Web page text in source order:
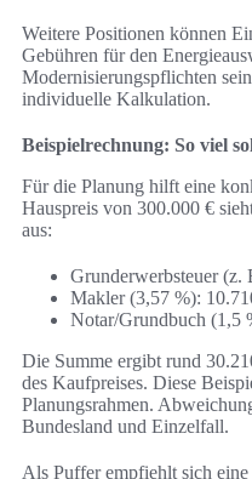
Weitere Positionen können
Gebühren für den
Modernisierungspflichten
individuelle Kalkulation.
Beispielrechnung: So viel
Für die Planung hilft eine
Hauspreis von 300.000 €
aus:
Grunderwerbsteuer (z.
Makler (3,57 %):
Notar/Grundbuch (1,5
Die Summe ergibt rund
des Kaufpreises. Diese
Planungsrahmen.
Bundesland und Einzelfall.
Als Puffer empfiehlt sich